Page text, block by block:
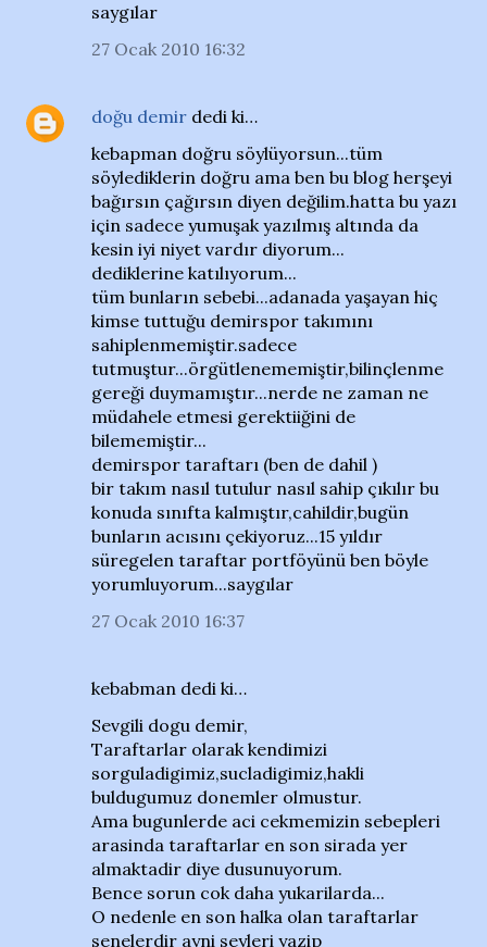
saygılar
27 Ocak 2010 16:32
doğu demir dedi ki…
kebapman doğru söylüyorsun...tüm
söylediklerin doğru ama ben bu blog herşeyi
bağırsın çağırsın diyen değilim.hatta bu yazı
için sadece yumuşak yazılmış altında da
kesin iyi niyet vardır diyorum...
dediklerine katılıyorum...
tüm bunların sebebi...adanada yaşayan hiç
kimse tuttuğu demirspor takımını
sahiplenmemiştir.sadece
tutmuştur...örgütlenememiştir,bilinçlenme
gereği duymamıştır...nerde ne zaman ne
müdahele etmesi gerektiiğini de
bilememiştir...
demirspor taraftarı (ben de dahil )
bir takım nasıl tutulur nasıl sahip çıkılır bu
konuda sınıfta kalmıştır,cahildir,bugün
bunların acısını çekiyoruz...15 yıldır
süregelen taraftar portföyünü ben böyle
yorumluyorum...saygılar
27 Ocak 2010 16:37
kebabman dedi ki…
Sevgili dogu demir,
Taraftarlar olarak kendimizi
sorguladigimiz,sucladigimiz,hakli
buldugumuz donemler olmustur.
Ama bugunlerde aci cekmemizin sebepleri
arasinda taraftarlar en son sirada yer
almaktadir diye dusunuyorum.
Bence sorun cok daha yukarilarda...
O nedenle en son halka olan taraftarlar
senelerdir ayni seyleri yazip